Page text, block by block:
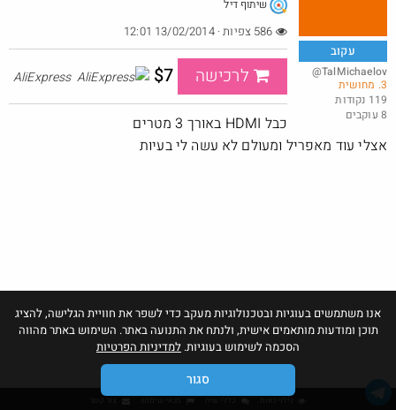
מברגה 20V DEKO
$6.3
651
אנו משתמשים בעוגיות ובטכנולוגיות מעקב כדי לשפר את חוויית הגלישה, להציג
תוכן ומודעות מותאמים אישית, ולנתח את התנועה באתר. השימוש באתר מהווה
הסכמה לשימוש בעוגיות. למדיניות הפרטיות
סגור
עקוב
@TalMichaelov
3. מחושית
119 נקודות
8 עוקבים
שיתוף דיל
לרכישה $7
AliExpress
כבל HDMI באורך 3 מטרים
אצלי עוד מאפריל ומעולם לא עשה לי בעיות